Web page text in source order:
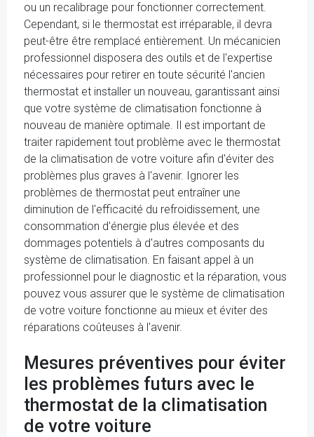
ou un recalibrage pour fonctionner correctement.
Cependant, si le thermostat est irréparable, il devra
peut-être être remplacé entièrement. Un mécanicien
professionnel disposera des outils et de l'expertise
nécessaires pour retirer en toute sécurité l'ancien
thermostat et installer un nouveau, garantissant ainsi
que votre système de climatisation fonctionne à
nouveau de manière optimale. Il est important de
traiter rapidement tout problème avec le thermostat
de la climatisation de votre voiture afin d'éviter des
problèmes plus graves à l'avenir. Ignorer les
problèmes de thermostat peut entraîner une
diminution de l'efficacité du refroidissement, une
consommation d'énergie plus élevée et des
dommages potentiels à d'autres composants du
système de climatisation. En faisant appel à un
professionnel pour le diagnostic et la réparation, vous
pouvez vous assurer que le système de climatisation
de votre voiture fonctionne au mieux et éviter des
réparations coûteuses à l'avenir.
Mesures préventives pour éviter
les problèmes futurs avec le
thermostat de la climatisation
de votre voiture